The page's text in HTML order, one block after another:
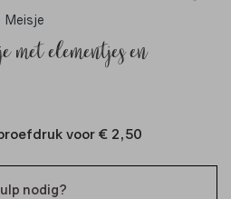
Meisje
met elementjes en
voor € 2,50
nodig?